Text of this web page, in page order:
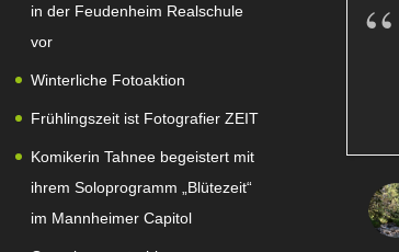
in der Feudenheim Realschule
vor
Winterliche Fotoaktion
Frühlingszeit ist Fotografier ZEIT
Komikerin Tahnee begeistert mit
ihrem Soloprogramm „Blütezeit“
im Mannheimer Capitol